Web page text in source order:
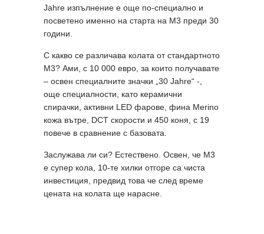
Jahre изпълнение е още по-специално и
посветено именно на старта на M3 преди 30
години.
С какво се различава колата от стандартното
M3? Ами, с 10 000 евро, за които получавате
– освен специалните значки „30 Jahre“ -,
още специалности, като керамични
спирачки, активни LED фарове, фина Merino
кожа вътре, DCT скорости и 450 коня, с 19
повече в сравнение с базовата.
Заслужава ли си? Естествено. Освен, че M3
е супер кола, 10-те хилки отгоре са чиста
инвестиция, предвид това че след време
цената на колата ще нарасне.